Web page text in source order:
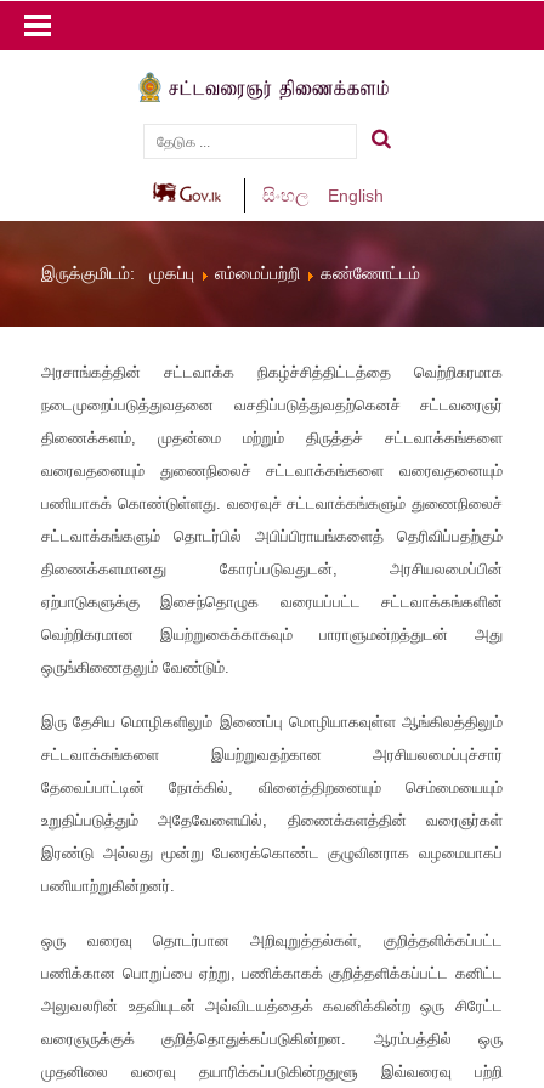
සිංහල English
இருக்குமிடம்: முகப்பு எம்மைப்பற்றி கண்ணோட்டம்
அரசாங்கத்தின் சட்டவாக்க நிகழ்ச்சித்திட்டத்தை வெற்றிகரமாக
நடைமுறைப்படுத்துவதனை வசதிப்படுத்துவதற்கெனச் சட்டவரைஞர்
திணைக்களம், முதன்மை மற்றும் திருத்தச் சட்டவாக்கங்களை
வரைவதனையும் துணைநிலைச் சட்டவாக்கங்களை வரைவதனையும்
பணியாகக் கொண்டுள்ளது. வரைவுச் சட்டவாக்கங்களும் துணைநிலைச்
சட்டவாக்கங்களும் தொடர்பில் அபிப்பிராயங்களைத் தெரிவிப்பதற்கும்
திணைக்களமானது கோரப்படுவதுடன், அரசியலமைப்பின்
ஏற்பாடுகளுக்கு இசைந்தொழுக வரையப்பட்ட சட்டவாக்கங்களின்
வெற்றிகரமான இயற்றுகைக்காகவும் பாராளுமன்றத்துடன் அது
ஒருங்கிணைதலும் வேண்டும்.
இரு தேசிய மொழிகளிலும் இணைப்பு மொழியாகவுள்ள ஆங்கிலத்திலும்
சட்டவாக்கங்களை இயற்றுவதற்கான அரசியலமைப்புச்சார்
தேவைப்பாட்டின் நோக்கில், வினைத்திறனையும் செம்மையையும்
உறுதிப்படுத்தும் அதேவேளையில், திணைக்களத்தின் வரைஞர்கள்
இரண்டு அல்லது மூன்று பேரைக்கொண்ட குழுவினராக வழமையாகப்
பணியாற்றுகின்றனர்.
ஒரு வரைவு தொடர்பான அறிவுறுத்தல்கள், குறித்தளிக்கப்பட்ட
பணிக்கான பொறுப்பை ஏற்று, பணிக்காகக் குறித்தளிக்கப்பட்ட கனிட்ட
அலுவலரின் உதவியுடன் அவ்விடயத்தைக் கவனிக்கின்ற ஒரு சிரேட்ட
வரைஞருக்குக் குறித்தொதுக்கப்படுகின்றன. ஆரம்பத்தில் ஒரு
முதனிலை வரைவு தயாரிக்கப்படுகின்றதுளூ இவ்வரைவு பற்றி